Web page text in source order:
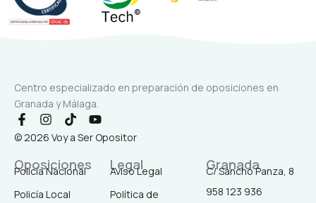
Centro especializado en preparación de oposiciones en
Granada y Málaga.
F
a
c
b
o
o
I
n
s
a
g
r
T
i
k
o
k
Y
o
u
© 2026 Voy a Ser Opositor
Oposiciones
Policía Nacional
Policía Local
Legal
Aviso Legal
Política de
Granada
C/ Sancho Panza, 8
958 123 936